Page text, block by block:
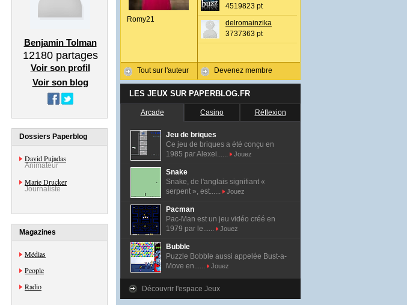
Benjamin Tolman
12180partages
Voir son profil
Voir son blog
Dossiers Paperblog
David Pujadas
Animateur
Marie Drucker
Journaliste
Magazines
Médias
People
Radio
Romy21
Tout sur l'auteur
4519823 pt
delromainzika
3737363 pt
Devenez membre
LES JEUX SUR PAPERBLOG.FR
Arcade Casino Réflexion
Jeu de briques
Ce jeu de briques a été conçu en
1985 par Alexei......
Jouez
Snake
Snake, de l'anglais signifiant «
serpent », est......
Jouez
Pacman
Pac-Man est un jeu vidéo créé en
1979 par le......
Jouez
Bubble
Puzzle Bobble aussi appelée Bust-a-
Move en......
Jouez
Découvrir l'espace Jeux